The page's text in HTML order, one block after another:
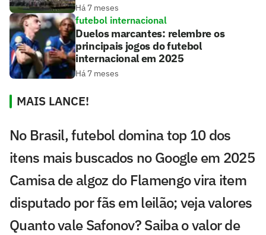
Há 7 meses
futebol internacional
Duelos marcantes: relembre os
principais jogos do futebol
internacional em 2025
Há 7 meses
MAIS LANCE!
No Brasil, futebol domina top 10 dos
itens mais buscados no Google em 2025
Camisa de algoz do Flamengo vira item
disputado por fãs em leilão; veja valores
Quanto vale Safonov? Saiba o valor de